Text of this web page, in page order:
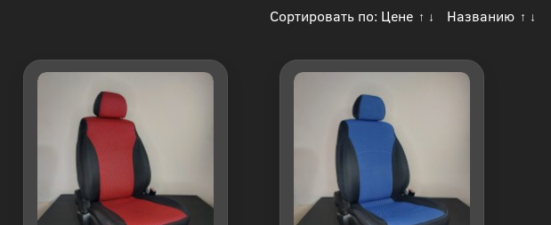
Сортировать по: Цене ↑ ↓ Названию ↑ ↓